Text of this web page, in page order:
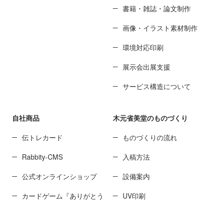
書籍・雑誌・論文制作
画像・イラスト素材制作
環境対応印刷
展示会出展支援
サービス構造について
自社商品
伝トレカード
Rabbity-CMS
公式オンラインショップ
カードゲーム『ありがとう
木元省美堂のものづくり
ものづくりの流れ
入稿方法
設備案内
UV印刷